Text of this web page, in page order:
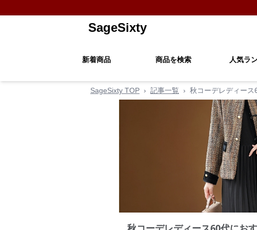
SageSixty
新着商品 商品を検索 人気ラ
SageSixty TOP › 記事一覧 › 秋コーデレディー